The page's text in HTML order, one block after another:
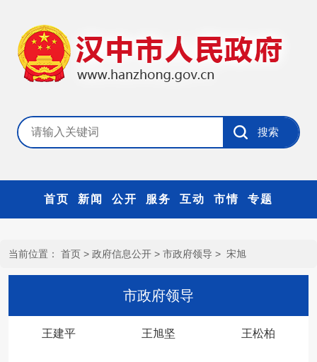
首页 新闻 公开 服务 互动 市情 专题
当前位置： 首页 > 政府信息公开 > 市政府领导 > 宋旭
市政府领导
王建平 王旭坚 王松柏